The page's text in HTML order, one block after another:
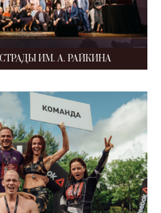
ИМ. А. РАЙКИНА